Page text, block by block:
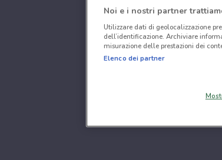
Noi e i nostri partner
Utilizzare dati di geolocalizzazione
dell’identificazione. Archiviare
misurazione delle prestazioni dei
Elenco dei partner